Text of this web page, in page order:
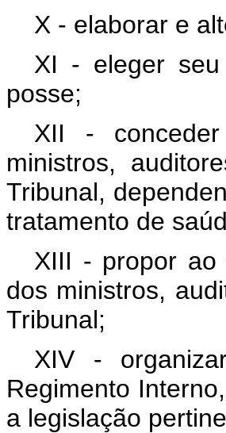
X - elaborar e
XI - eleger seu
posse;
XII -
ministros,
Tribunal,
tratamento de
XIII - propor ao
dos ministros,
Tribunal;
XIV -
Regimento
a legislação